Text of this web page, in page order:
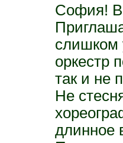
София!
слишком
оркестр
так и не
Не
длинное